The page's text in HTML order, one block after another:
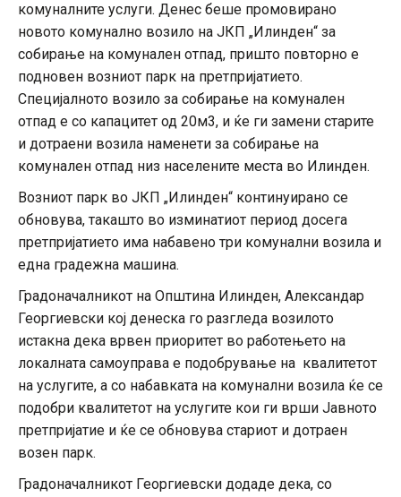
комуналните услуги. Денес беше промовирано
новото комунално возило на ЈКП „Илинден“ за
собирање на комунален отпад, пришто повторно е
подновен возниот парк на претпријатието.
Специјалното возило за собирање на комунален
отпад е со капацитет од 20м3, и ќе ги замени старите
и дотраени возила наменети за собирање на
комунален отпад низ населените места во Илинден.
Возниот парк во ЈКП „Илинден“ континуирано се
обновува, такашто во изминатиот период досега
претпријатието има набавено три комунални возила и
една градежна машина.
Градоначалникот на Општина Илинден, Александар
Георгиевски кој денеска го разгледа возилото
истакна дека врвен приоритет во работењето на
локалната самоуправа е подобрување на квалитетот
на услугите, а со набавката на комунални возила ќе се
подобри квалитетот на услугите кои ги врши Јавното
претпријатие и ќе се обновува стариот и дотраен
возен парк.
Градоначалникот Георгиевски додаде дека, со